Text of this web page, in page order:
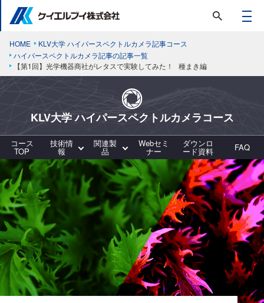
HOME
KLV大学 ハイパースペクトルカメラ記事コース
ハイパースペクトルカメラ記事の記事一覧
【第1回】光学機器商社がレタスで実験してみた！ 種まき編
KLV大学 ハイパースペクトルカメラコース
コース
TOP
技術情
報
関連製
品
Webセミ
ナー
ダウンロ
ード資料 FAQ